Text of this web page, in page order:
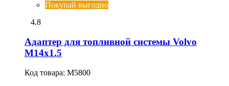
Покупай выгодно
4.8
Адаптер для топливной системы Volvo
М14х1.5
Код товара: M5800